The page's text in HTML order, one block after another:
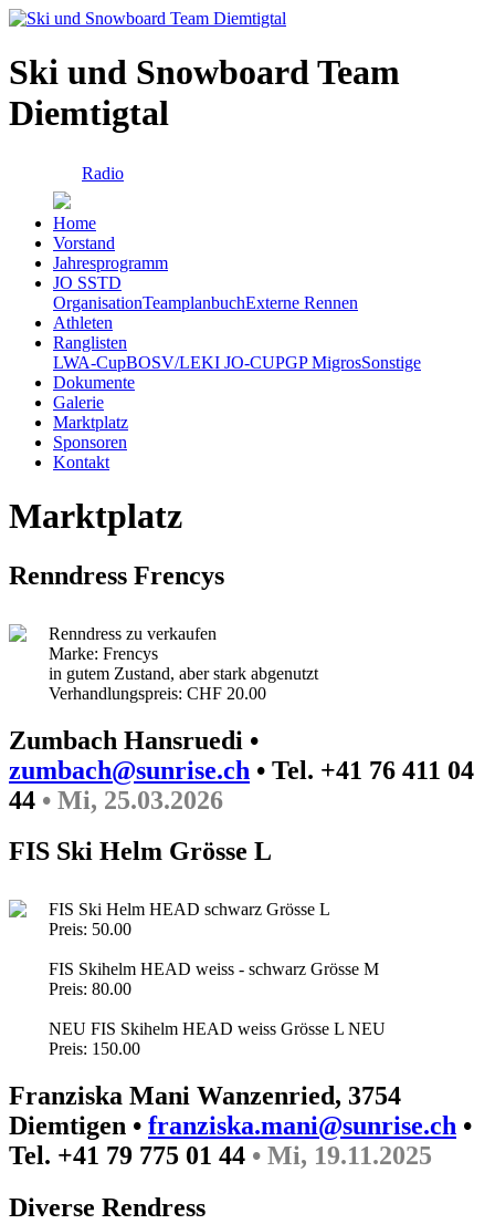
Ski und Snowboard Team
Diemtigtal
Radio
Home
Vorstand
Jahresprogramm
JO SSTD
OrganisationTeamplanbuchExterne Rennen
Athleten
Ranglisten
LWA-CupBOSV/LEKI JO-CUPGP MigrosSonstige
Dokumente
Galerie
Marktplatz
Sponsoren
Kontakt
Marktplatz
Renndress Frencys
Renndress zu verkaufen
Marke: Frencys
in gutem Zustand, aber stark abgenutzt
Verhandlungspreis: CHF 20.00
Zumbach Hansruedi •
zumbach@sunrise.ch • Tel. +41 76 411 04
44 • Mi, 25.03.2026
FIS Ski Helm Grösse L
FIS Ski Helm HEAD schwarz Grösse L
Preis: 50.00
FIS Skihelm HEAD weiss - schwarz Grösse M
Preis: 80.00
NEU FIS Skihelm HEAD weiss Grösse L NEU
Preis: 150.00
Franziska Mani Wanzenried, 3754
Diemtigen • franziska.mani@sunrise.ch •
Tel. +41 79 775 01 44 • Mi, 19.11.2025
Diverse Rendress